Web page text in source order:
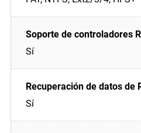
Sí
Sí